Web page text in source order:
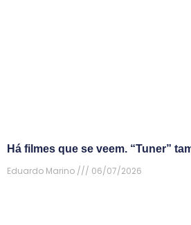
Há filmes que se veem. “Tuner”
Eduardo Marino
06/07/2026